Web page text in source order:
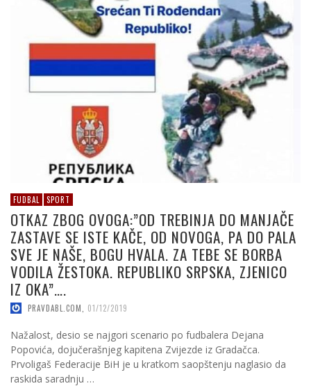
FUDBAL SPORT
OTKAZ ZBOG OVOGA:”OD TREBINJA DO MANJAČE
ZASTAVE SE ISTE KAČE, OD NOVOGA, PA DO PALA
SVE JE NAŠE, BOGU HVALA. ZA TEBE SE BORBA
VODILA ŽESTOKA. REPUBLIKO SRPSKA, ZJENICO
IZ OKA”….
PRAVDABL.COM 01/12/2019
Nažalost, desio se najgori scenario po fudbalera Dejana
Popovića, dojučerašnjeg kapitena Zvijezde iz Gradačca.
Prvoligaš Federacije BiH je u kratkom saopštenju naglasio da
raskida saradnju …